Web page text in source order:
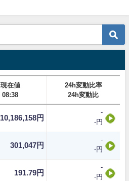
現在値
08:38
24h変動比率
24h変動比
10,186,158円
-
-円
301,047円
-
-円
191.79円
-
-円